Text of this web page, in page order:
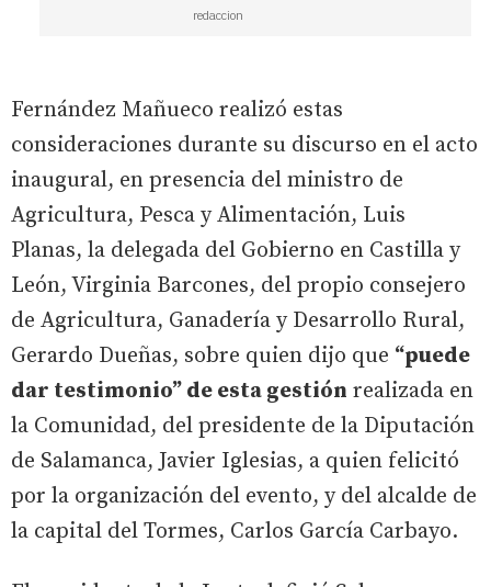
redaccion
Fernández Mañueco realizó estas
consideraciones durante su discurso en el acto
inaugural, en presencia del ministro de
Agricultura, Pesca y Alimentación, Luis
Planas, la delegada del Gobierno en Castilla y
León, Virginia Barcones, del propio consejero
de Agricultura, Ganadería y Desarrollo Rural,
Gerardo Dueñas, sobre quien dijo que “puede
dar testimonio” de esta gestión realizada en
la Comunidad, del presidente de la Diputación
de Salamanca, Javier Iglesias, a quien felicitó
por la organización del evento, y del alcalde de
la capital del Tormes, Carlos García Carbayo.